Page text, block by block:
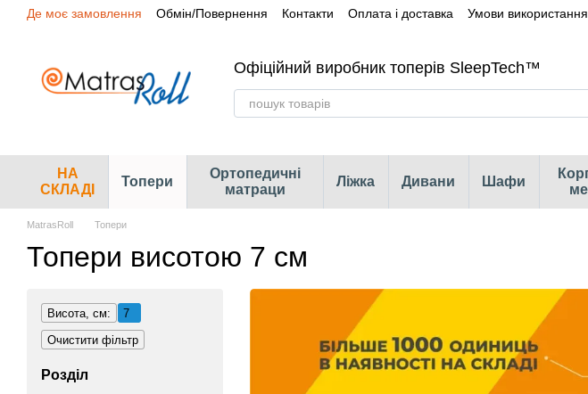
Перейти до основного контенту
Де моє замовлення Обмін/Повернення Контакти Оплата і доставка Умови
Офіційний виробник топерів SleepTech™
НА
СКЛАДІ
Топери
Ортопедичні
матраци
Ліжка Дивани Шафи
MatrasRoll Топери
Топери висотою 7 см
Висота, см:
7
Очистити фільтр
Розділ